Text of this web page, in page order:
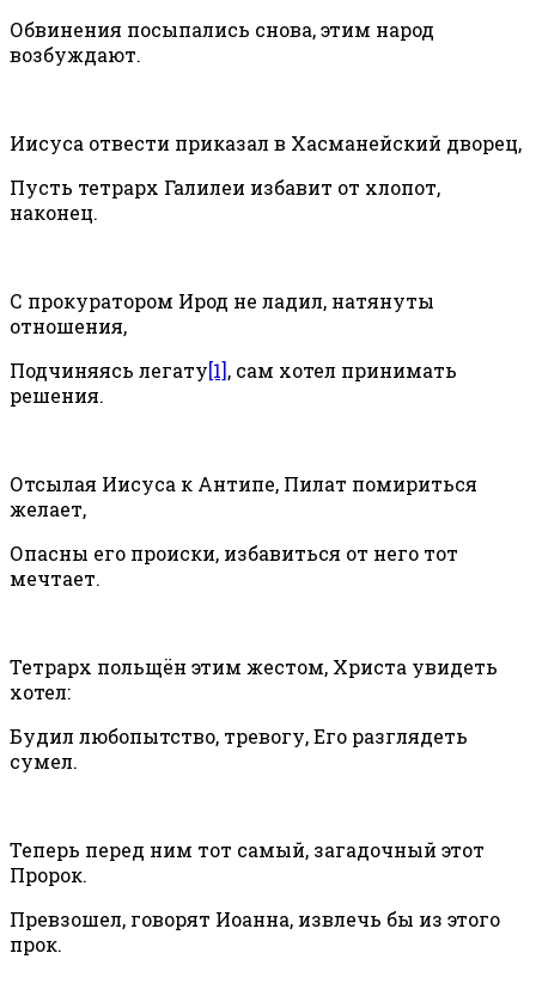
Обвинения посыпались снова, этим народ
возбуждают.
Иисуса отвести приказал в Хасманейский дворец,
Пусть тетрарх Галилеи избавит от хлопот,
наконец.
С прокуратором Ирод не ладил, натянуты
отношения,
Подчиняясь легату[1], сам хотел принимать
решения.
Отсылая Иисуса к Антипе, Пилат помириться
желает,
Опасны его происки, избавиться от него тот
мечтает.
Тетрарх польщён этим жестом, Христа увидеть
хотел:
Будил любопытство, тревогу, Его разглядеть
сумел.
Теперь перед ним тот самый, загадочный этот
Пророк.
Превзошел, говорят Иоанна, извлечь бы из этого
прок.